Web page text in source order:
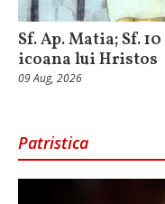
Sf. Ap. Matia; Sf.
icoana lui Hristos
09 Aug, 2026
Patristica